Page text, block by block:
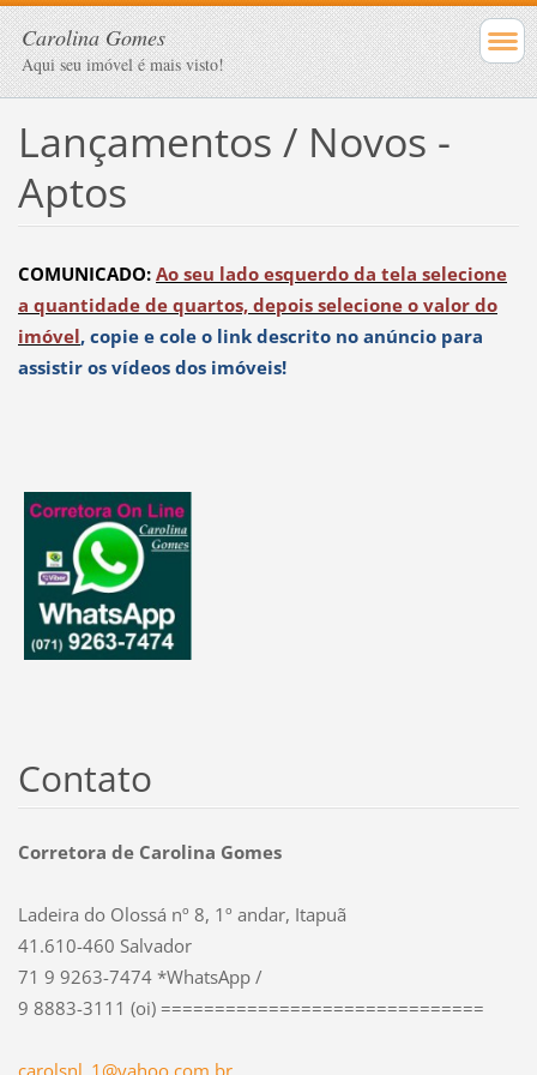
Carolina Gomes
Aqui seu imóvel é mais visto!
Lançamentos / Novos -
Aptos
COMUNICADO: Ao seu lado esquerdo da tela selecione
a quantidade de quartos, depois selecione o valor do
imóvel, copie e cole o link descrito no anúncio para
assistir os vídeos dos imóveis!
Contato
Corretora de Carolina Gomes
Ladeira do Olossá nº 8, 1º andar, Itapuã
41.610-460 Salvador
71 9 9263-7474 *WhatsApp /
9 8883-3111 (oi) ==============================
carolsnl _1@yahoo.com.br